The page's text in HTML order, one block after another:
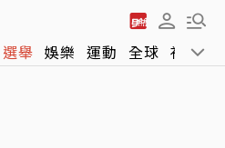
選舉 娛樂 運動 全球 社會